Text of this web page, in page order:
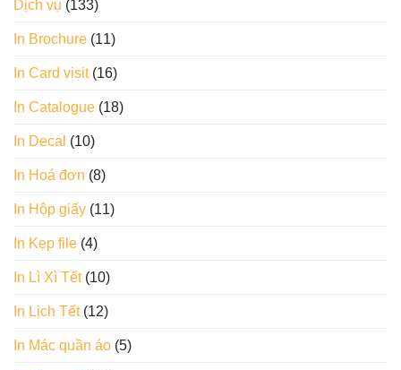
Dịch vụ (133)
In Brochure (11)
In Card visit(16)
In Catalogue (18)
In Decal (10)
In Hoá đơn (8)
In Hộp giấy (11)
In Kẹp file (4)
In Lì Xì Tết(10)
In Lịch Tết(12)
In Mác quần áo (5)